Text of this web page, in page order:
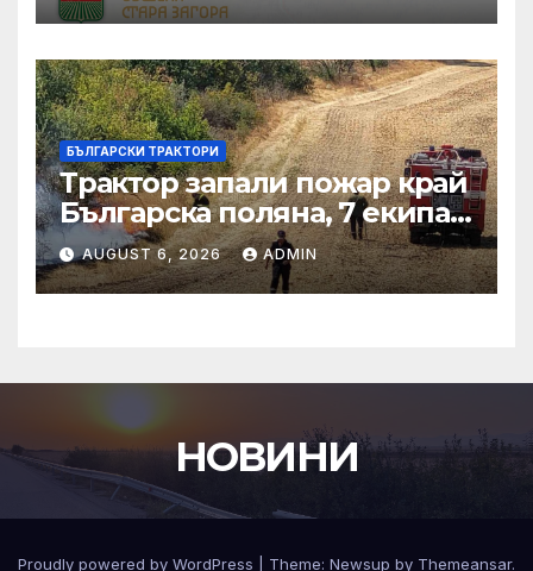
БЪЛГАРСКИ ТРАКТОРИ
Трактор запали пожар край
Българска поляна, 7 екипа
гасят огъня
AUGUST 6, 2026 ADMIN
НОВИНИ
Proudly powered by WordPress Theme: Newsup by Themeansar.